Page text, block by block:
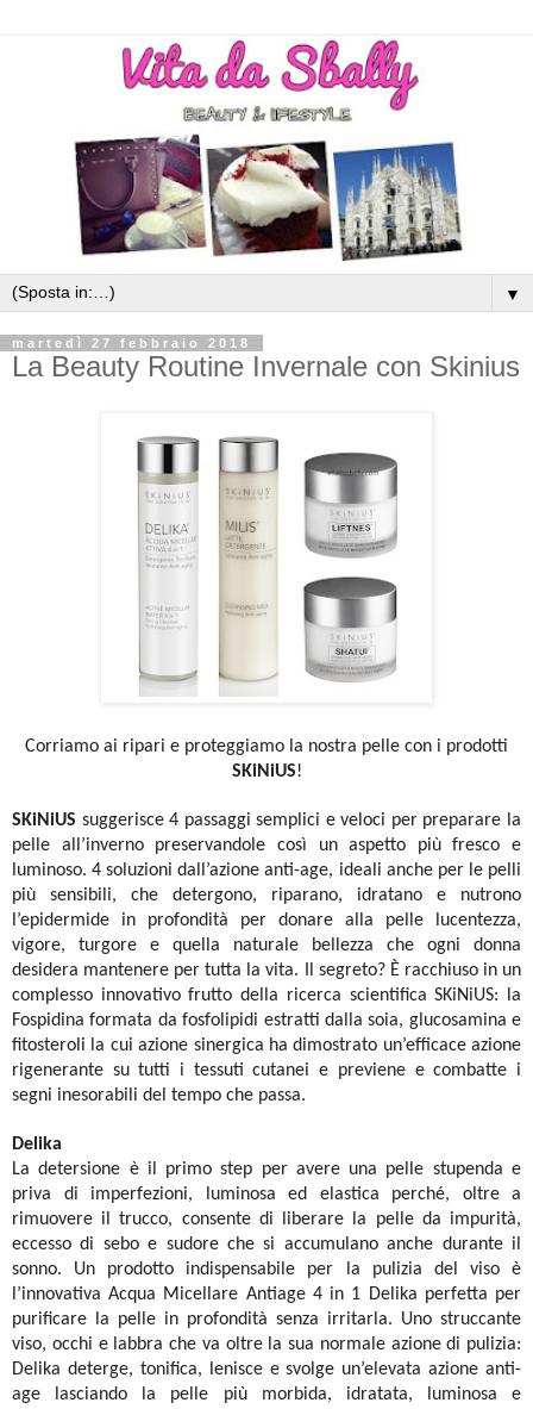
▼
martedì 27 febbraio 2018
La Beauty Routine Invernale con Skinius
Corriamo ai ripari e proteggiamo la nostra pelle con i prodotti
SKiNiUS!
SKiNiUS suggerisce 4 passaggi semplici e veloci per preparare la
pelle all’inverno preservandole così un aspetto più fresco e
luminoso. 4 soluzioni dall’azione anti-age, ideali anche per le pelli
più sensibili, che detergono, riparano, idratano e nutrono
l’epidermide in profondità per donare alla pelle lucentezza,
vigore, turgore e quella naturale bellezza che ogni donna
desidera mantenere per tutta la vita. Il segreto? È racchiuso in un
complesso innovativo frutto della ricerca scientifica SKiNiUS: la
Fospidina formata da fosfolipidi estratti dalla soia, glucosamina e
fitosteroli la cui azione sinergica ha dimostrato un’efficace azione
rigenerante su tutti i tessuti cutanei e previene e combatte i
segni inesorabili del tempo che passa.
Delika
La detersione è il primo step per avere una pelle stupenda e
priva di imperfezioni, luminosa ed elastica perché, oltre a
rimuovere il trucco, consente di liberare la pelle da impurità,
eccesso di sebo e sudore che si accumulano anche durante il
sonno. Un prodotto indispensabile per la pulizia del viso è
l’innovativa Acqua Micellare Antiage 4 in 1 Delika perfetta per
purificare la pelle in profondità senza irritarla. Uno struccante
viso, occhi e labbra che va oltre la sua normale azione di pulizia:
Delika deterge, tonifica, lenisce e svolge un’elevata azione anti-
age lasciando la pelle più morbida, idratata, luminosa e